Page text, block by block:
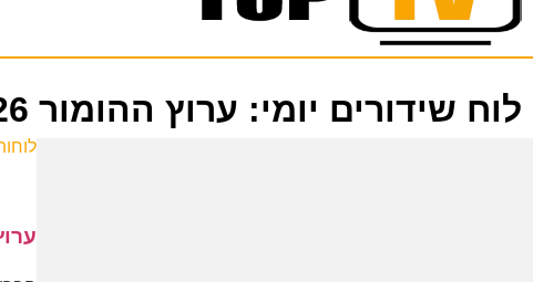
לוח שידורים יומי: ערוץ ההומור 23-06-2026
ערוץ